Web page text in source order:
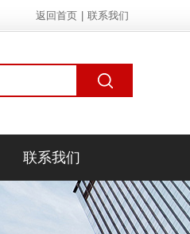
返回首页 联系我们
联系我们